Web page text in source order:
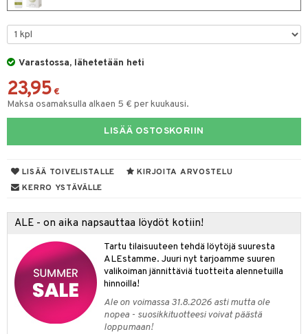
Varastossa, lähetetään heti
23,95 €
Maksa osamaksulla alkaen 5 € per kuukausi.
LISÄÄ OSTOSKORIIN
LISÄÄ TOIVELISTALLE
KIRJOITA ARVOSTELU
KERRO YSTÄVÄLLE
ALE - on aika napsauttaa löydöt kotiin!
Tartu tilaisuuteen tehdä löytöjä suuresta
ALEstamme. Juuri nyt tarjoamme suuren
valikoiman jännittäviä tuotteita alennetuilla
hinnoilla!
Ale on voimassa 31.8.2026 asti mutta ole
nopea - suosikkituotteesi voivat päästä
loppumaan!
tuotteet
hoito
& saippuat
tuotteet
& Viikset
shave lotion
de cologne
de toilette
tuotteet
poisto
10
3: Kosteutus
Huulten Hoito
Happy
Happy For Men
Miehille
& Soujaus
& vastauksia